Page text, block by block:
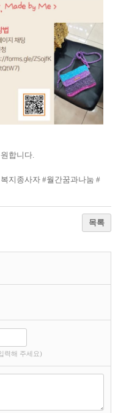
합니다.
지종사자 #월간꿈과나눔 #
목록
력해 주세요)